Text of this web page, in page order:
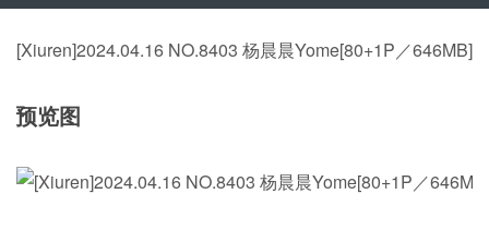
[Xiuren]2024.04.16 NO.8403 杨晨晨Yome[80+1P／646MB]
预览图